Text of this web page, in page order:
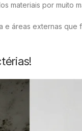
materiais por muito
áreas externas que